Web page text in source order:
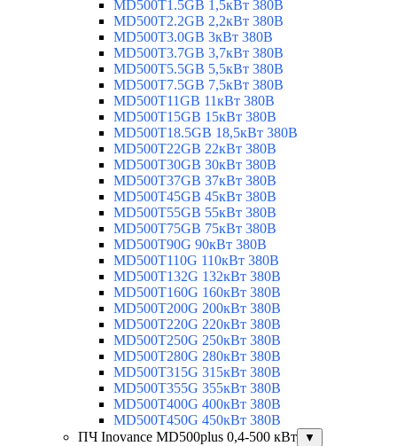
MD500T1.5GB 1,5кВт 380В
MD500T2.2GB 2,2кВт 380В
MD500T3.0GB 3кВт 380В
MD500T3.7GB 3,7кВт 380В
MD500T5.5GB 5,5кВт 380В
MD500T7.5GB 7,5кВт 380В
MD500T11GB 11кВт 380В
MD500T15GB 15кВт 380В
MD500T18.5GB 18,5кВт 380В
MD500T22GB 22кВт 380В
MD500T30GB 30кВт 380В
MD500T37GB 37кВт 380В
MD500T45GB 45кВт 380В
MD500T55GB 55кВт 380В
MD500T75GB 75кВт 380В
MD500T90G 90кВт 380В
MD500T110G 110кВт 380В
MD500T132G 132кВт 380В
MD500T160G 160кВт 380В
MD500T200G 200кВт 380В
MD500T220G 220кВт 380В
MD500T250G 250кВт 380В
MD500T280G 280кВт 380В
MD500T315G 315кВт 380В
MD500T355G 355кВт 380В
MD500T400G 400кВт 380В
MD500T450G 450кВт 380В
ПЧ Inovance MD500plus 0,4-500 кВт
▼